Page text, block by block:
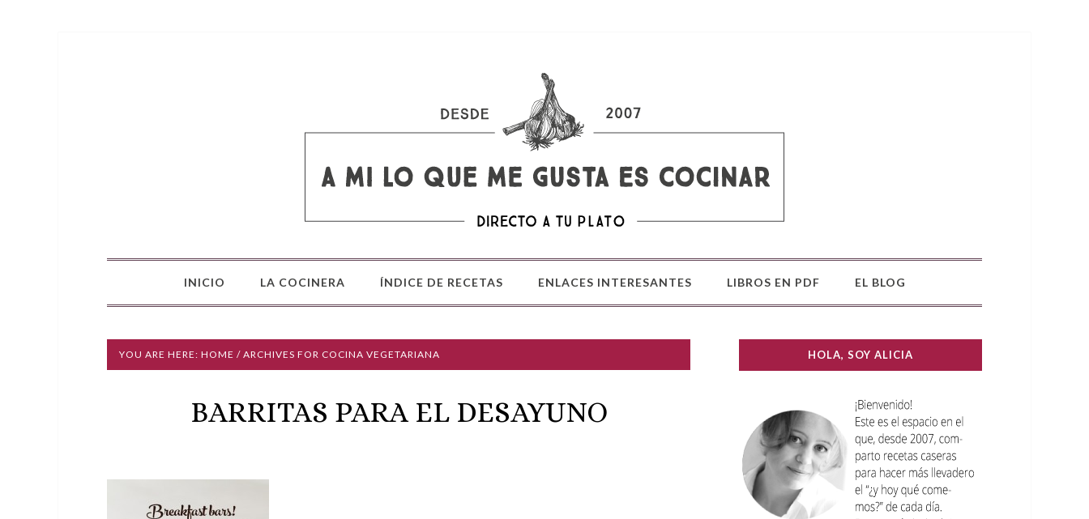
INICIO LA COCINERA ÍNDICE DE RECETAS ENLACES INTERESANTES LIBROS EN PDF EL BLOG
YOU ARE HERE: HOME / ARCHIVES FOR COCINA VEGETARIANA
BARRITAS PARA EL DESAYUNO
HOLA, SOY ALICIA